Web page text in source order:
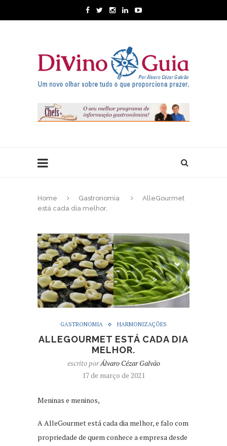
Home Gastronomia
AlleGourmet
está cada dia melhor.
GASTRONOMIA HARMONIZAÇÕES
ALLEGOURMET ESTÁ CADA DIA
MELHOR.
escrito porÁlvaro Cézar Galvão
17 de março de 2021
Meninas e meninos,
A AlleGourmet está cada dia melhor, e falo com
propriedade de quem conhece a empresa desde